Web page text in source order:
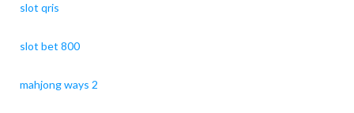
slot qris
slot bet 800
mahjong ways 2